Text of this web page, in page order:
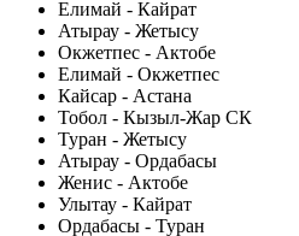
Елимай - Кайрат
Атырау - Жетысу
Окжетпес - Актобе
Елимай - Окжетпес
Кайсар - Астана
Тобол - Кызыл-Жар СК
Туран - Жетысу
Атырау - Ордабасы
Женис - Актобе
Улытау - Кайрат
Ордабасы - Туран